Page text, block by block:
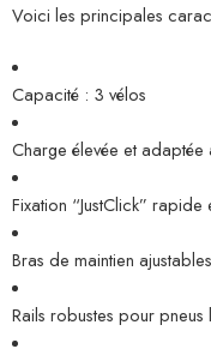
Voici les principales
Capacité : 3 vélos
Charge élevée et adaptée
Fixation “JustClick” rapide
Bras de maintien ajustables
Rails robustes pour pneus